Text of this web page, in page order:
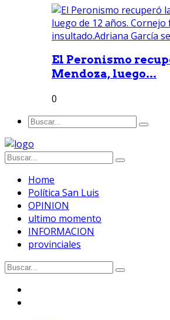
El Peronismo
Mendoza, luego...
0
Home
Política San Luis
OPINION
ultimo momento
INFORMACION
provinciales